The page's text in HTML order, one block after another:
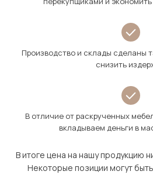
Производство и склады сделаны
снизить
В отличие от раскрученных
вкладываем деньги в
В итоге цена на нашу продукцию
Некоторые позиции могут